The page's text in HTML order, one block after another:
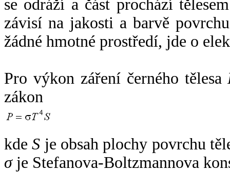
se odráží a část prochází
závisí na jakosti a barvě
žádné hmotné prostředí, jde o
Pro výkon záření černého tělesa
zákon
kdeS je obsah plochy povrchu
σje Stefanova-Boltzmannova